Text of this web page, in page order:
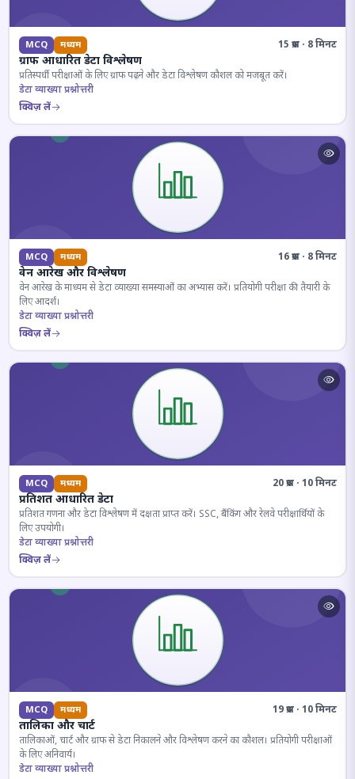
MCQ मध्यम 15 प्रश्न · 8 मिनट
ग्राफ आधारित डेटा विश्लेषण
प्रतिस्पर्धी परीक्षाओं के लिए ग्राफ पढ़ने और डेटा विश्लेषण कौशल को मजबूत करें।
डेटा व्याख्या प्रश्नोत्तरी
क्विज़ लें
MCQ मध्यम 16 प्रश्न · 8 मिनट
वेन आरेख और विश्लेषण
वेन आरेख के माध्यम से डेटा व्याख्या समस्याओं का अभ्यास करें। प्रतियोगी परीक्षा की तैयारी के
लिए आदर्श।
डेटा व्याख्या प्रश्नोत्तरी
क्विज़ लें
MCQ मध्यम 20 प्रश्न · 10 मिनट
प्रतिशत आधारित डेटा
प्रतिशत गणना और डेटा विश्लेषण में दक्षता प्राप्त करें। SSC, बैंकिंग और रेलवे परीक्षार्थियों के
लिए उपयोगी।
डेटा व्याख्या प्रश्नोत्तरी
क्विज़ लें
MCQ मध्यम 19 प्रश्न · 10 मिनट
तालिका और चार्ट
तालिकाओं, चार्ट और ग्राफ से डेटा निकालने और विश्लेषण करने का कौशल। प्रतियोगी परीक्षाओं
के लिए अनिवार्य।
डेटा व्याख्या प्रश्नोत्तरी